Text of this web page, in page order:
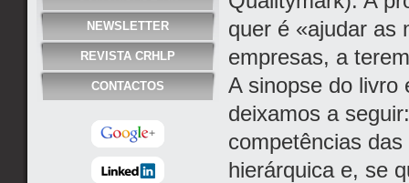
NEWSLETTER
REVISTA CRHLP
CONTACTOS
quer é «ajudar as
empresas, a
A sinopse do livro
deixamos a
competências
hierárquica e, se